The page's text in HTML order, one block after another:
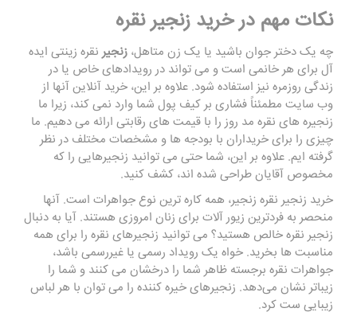
نکات مهم در خرید زنجیر نقره
چه یک دختر جوان باشید یا یک زن متاهل، زنجیر نقره زینتی ایده
آل برای هر خانمی است و می تواند در رویدادهای خاص یا در
زندگی روزمره نیز استفاده شود. علاوه بر این، خرید آنلاین آنها از
وب سایت مطمئناً فشاری بر کیف پول شما وارد نمی کند، زیرا ما
زنجیره های نقره مد روز را با قیمت های رقابتی ارائه می دهیم. ما
چیزی را برای خریداران با بودجه ها و مشخصات مختلف در نظر
گرفته ایم. علاوه بر این، شما حتی می توانید زنجیرهایی را که
مخصوص آقایان طراحی شده اند، کشف کنید.
خرید زنجیر نقره زنجیر، همه کاره ترین نوع جواهرات است. آنها
منحصر به فردترین زیور آلات برای زنان امروزی هستند. آیا به دنبال
زنجیر نقره خالص هستید؟ می‌ توانید زنجیرهای نقره‌ را برای همه
مناسبت ‌ها بخرید. خواه یک رویداد رسمی یا غیررسمی باشد،
جواهرات نقره‌ برجسته ظاهر شما را درخشان می ‌کنند و شما را
زیباتر نشان می‌دهد. زنجیرهای خیره کننده را می توان با هر لباس
زیبایی ست کرد.